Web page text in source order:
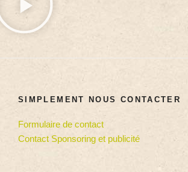
SIMPLEMENT NOUS CONTACTER
Formulaire de contact
Contact Sponsoring et publicité